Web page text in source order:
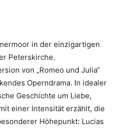
in der einzigartigen
Peterskirche.
von „Romeo und Julia“
Operndrama. In idealer
Geschichte um Liebe,
einer Intensität erzählt, die
Höhepunkt: Lucias